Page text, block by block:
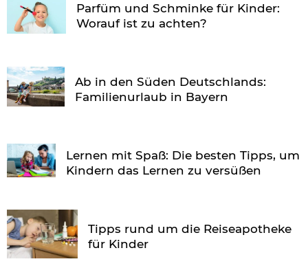
Parfüm und Schminke für Kinder:
Worauf ist zu achten?
Ab in den Süden Deutschlands:
Familienurlaub in Bayern
Lernen mit Spaß: Die besten Tipps, um
Kindern das Lernen zu versüßen
Tipps rund um die Reiseapotheke
für Kinder